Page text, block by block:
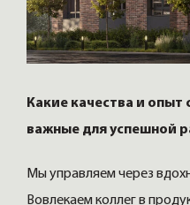
Какие качества и
важные для успешной
Мы управляем через
Вовлекаем коллег в